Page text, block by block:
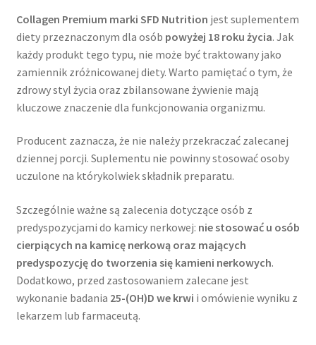
Collagen Premium marki SFD Nutrition jest suplementem
diety przeznaczonym dla osób powyżej 18 roku życia. Jak
każdy produkt tego typu, nie może być traktowany jako
zamiennik zróżnicowanej diety. Warto pamiętać o tym, że
zdrowy styl życia oraz zbilansowane żywienie mają
kluczowe znaczenie dla funkcjonowania organizmu.
Producent zaznacza, że nie należy przekraczać zalecanej
dziennej porcji. Suplementu nie powinny stosować osoby
uczulone na którykolwiek składnik preparatu.
Szczególnie ważne są zalecenia dotyczące osób z
predyspozycjami do kamicy nerkowej: nie stosować u osób
cierpiących na kamicę nerkową oraz mających
predyspozycję do tworzenia się kamieni nerkowych.
Dodatkowo, przed zastosowaniem zalecane jest
wykonanie badania 25-(OH)D we krwi i omówienie wyniku z
lekarzem lub farmaceutą.